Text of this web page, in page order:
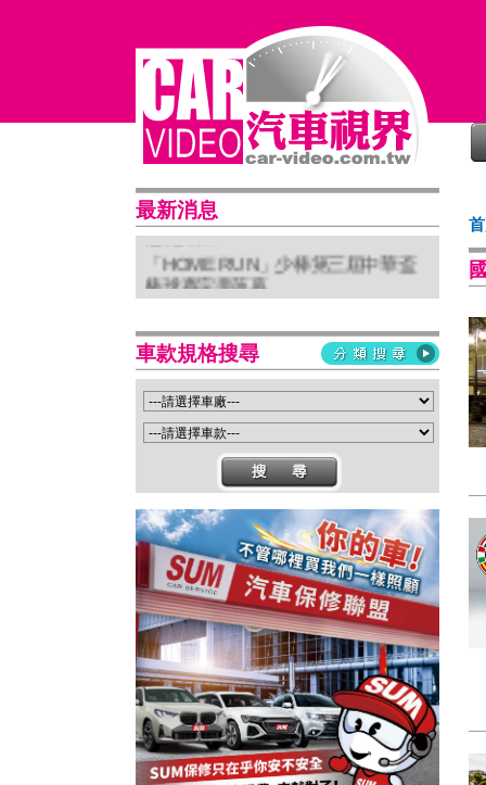
最新消息
普利司通穩馭前行 四大系列改款齊發
進化未來
「HOME RUN」少棒第三屆中華盃
棒球賽完美落幕
亞太首座 Stellantis Brand House 據
Suzuki 新北土城旗艦店盛大開幕
Isuzu屏東2S新據點開幕 強化南台灣
服務網絡
車款規格搜尋